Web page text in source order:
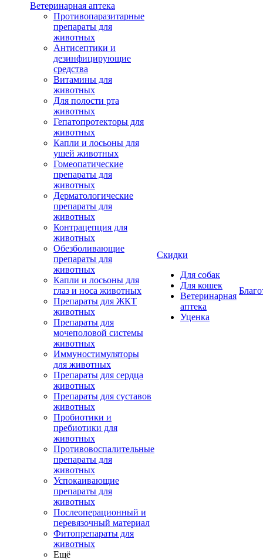
Ветеринарная аптека
Противопаразитарные
препараты для
животных
Антисептики и
дезинфицирующие
средства
Витамины для
животных
Для полости рта
животных
Гепатопротекторы для
животных
Капли и лосьоны для
ушей животных
Гомеопатические
препараты для
животных
Дерматологические
препараты для
животных
Контрацепция для
животных
Обезболивающие
препараты для
животных
Капли и лосьоны для
глаз и носа животных
Препараты для ЖКТ
животных
Препараты для
мочеполовой системы
животных
Иммуностимуляторы
для животных
Препараты для сердца
животных
Препараты для суставов
животных
Пробиотики и
пребиотики для
животных
Противовоспалительные
препараты для
животных
Успокаивающие
препараты для
животных
Послеоперационный и
перевязочный материал
Фитопрепараты для
животных
Ещё
Скидки
Для собак
Для кошек
Ветеринарная
аптека
Уценка